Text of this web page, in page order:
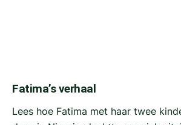
Fatima’s verhaal
Lees hoe Fatima met haar twee